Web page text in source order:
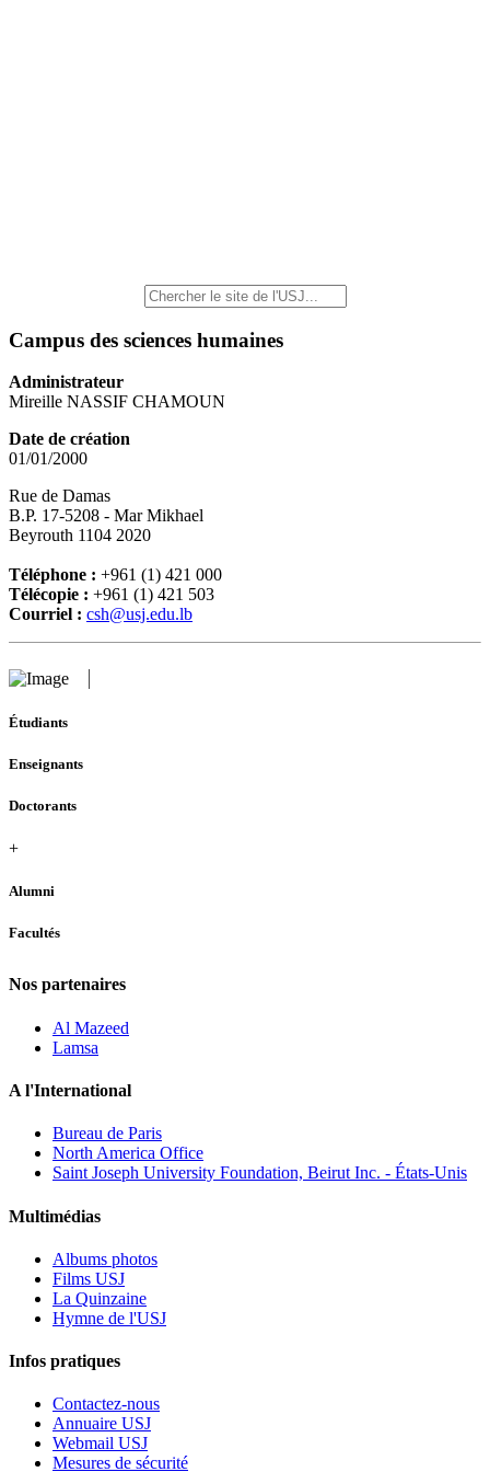
Campus des sciences humaines
Administrateur
Mireille NASSIF CHAMOUN
Date de création
01/01/2000
Rue de Damas
B.P. 17-5208 - Mar Mikhael
Beyrouth 1104 2020
Téléphone : +961 (1) 421 000
Télécopie : +961 (1) 421 503
Courriel : csh@usj.edu.lb
Étudiants
Enseignants
Doctorants
+
Alumni
Facultés
Nos partenaires
Al Mazeed
Lamsa
A l'International
Bureau de Paris
North America Office
Saint Joseph University Foundation, Beirut Inc. - États-Unis
Multimédias
Albums photos
Films USJ
La Quinzaine
Hymne de l'USJ
Infos pratiques
Contactez-nous
Annuaire USJ
Webmail USJ
Mesures de sécurité